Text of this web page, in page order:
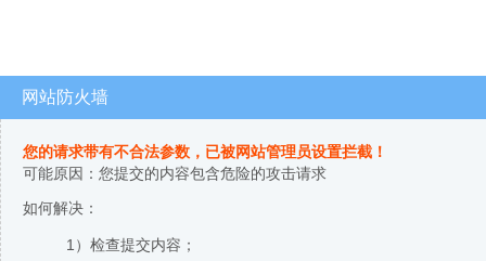
网站防火墙
您的请求带有不合法参数，已被网站管理员设置拦截！
可能原因：您提交的内容包含危险的攻击请求
如何解决：
1）检查提交内容；